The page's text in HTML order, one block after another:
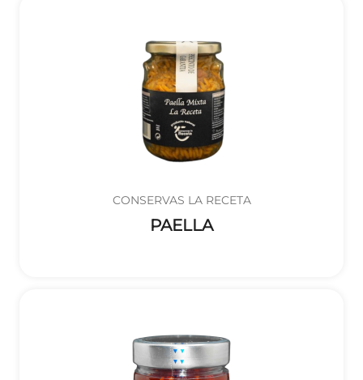
CONSERVAS LA RECETA
PAELLA